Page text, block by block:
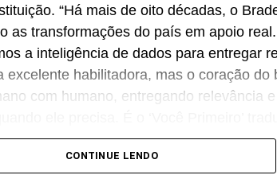
“Há mais de oito décadas, o
as transformações do país em apoio real.
a inteligência de dados para entregar
excelente habilitadora, mas o coração do
com humano, entregando relevância
Camargo,CMOdo Bradesco.
CONTINUE LENDO